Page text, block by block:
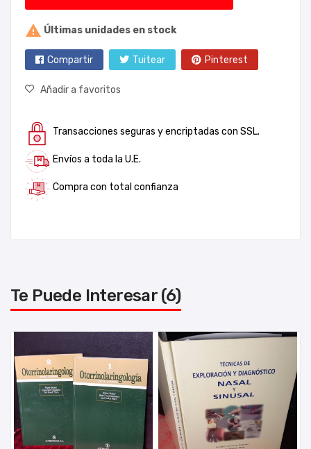
 Últimas unidades en stock
Compartir Tuitear Pinterest
Añadir a favoritos
Transacciones seguras y encriptadas con SSL.
Envíos a toda la U.E.
Compra con total confianza
Te Puede Interesar (6)